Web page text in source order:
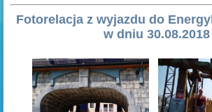
Fotorelacja z wyjazdu do
w dniu 30.08.2018